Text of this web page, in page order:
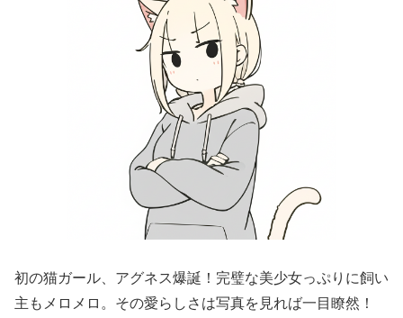
初の猫ガール、アグネス爆誕！完璧な美少女っぷりに飼い
主もメロメロ。その愛らしさは写真を見れば一目瞭然！